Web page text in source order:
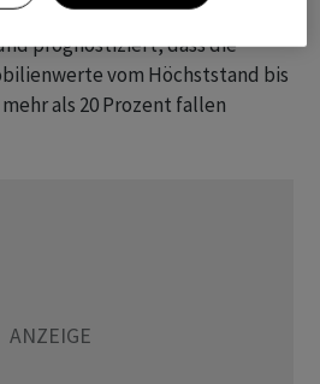
Jahreshälfte 2023
prognostiziert, dass die
vom Höchststand bis
als 20 Prozent fallen